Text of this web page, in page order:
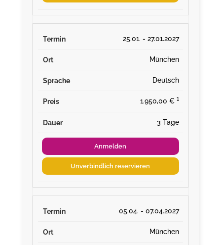
25.01. - 27.01.2027
München
Deutsch
1.950,00 € ¹
3 Tage
Anmelden
Unverbindlich reservieren
05.04. - 07.04.2027
München